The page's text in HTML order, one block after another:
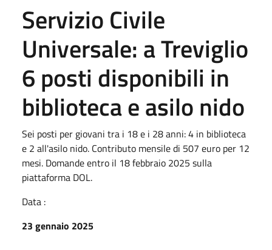
Servizio Civile
Universale: a Treviglio
6 posti disponibili in
biblioteca e asilo nido
Sei posti per giovani tra i 18 e i 28 anni: 4 in biblioteca
e 2 all'asilo nido. Contributo mensile di 507 euro per 12
mesi. Domande entro il 18 febbraio 2025 sulla
piattaforma DOL.
Data :
23 gennaio 2025